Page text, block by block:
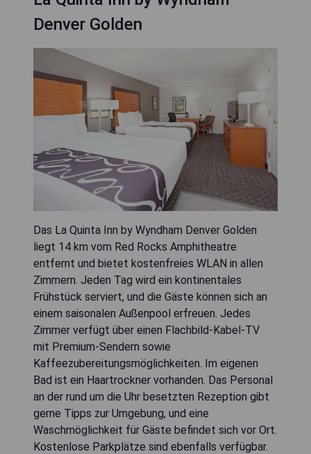
Denver Golden
Das La Quinta Inn by Wyndham Denver Golden
liegt 14 km vom Red Rocks Amphitheatre
entfernt und bietet kostenfreies WLAN in allen
Zimmern. Jeden Tag wird ein kontinentales
Frühstück serviert, und die Gäste können sich an
einem saisonalen Außenpool erfreuen. Jedes
Zimmer verfügt über einen Flachbild-Kabel-TV
mit Premium-Sendern sowie
Kaffeezubereitungsmöglichkeiten. Im eigenen
Bad ist ein Haartrockner vorhanden. Das Personal
an der rund um die Uhr besetzten Rezeption gibt
gerne Tipps zur Umgebung, und eine
Waschmöglichkeit für Gäste befindet sich vor Ort.
Kostenlose Parkplätze sind ebenfalls verfügbar.